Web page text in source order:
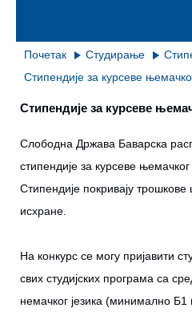
Почетак Студирање
Стипендије за курсеве
Стипендије за курсеве
Слободна Држава Баварска
стипендије за курсеве њемачког
Стипендије покривају
исхране.
На конкурс се могу пријавити
свих студијских програма са
немачког језика (минимално Б1